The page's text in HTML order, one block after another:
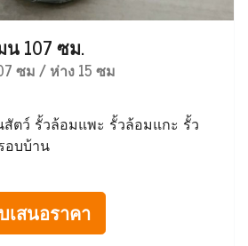
107 ซม.
ซม / ห่าง 15 ซม
สัตว์ รั้วล้อมแพะ รั้วล้อมแกะ รั้ว
อบบ้าน
เสนอราคา